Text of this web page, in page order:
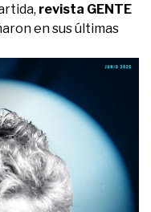
revista GENTE
en sus últimas